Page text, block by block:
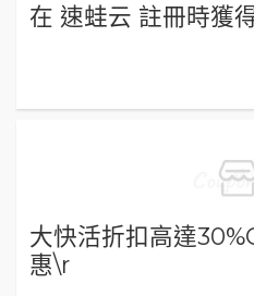
在 速蛙云 註冊時獲
大快活折扣高達
惠\r